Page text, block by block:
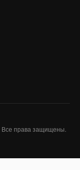
Все права защищены.